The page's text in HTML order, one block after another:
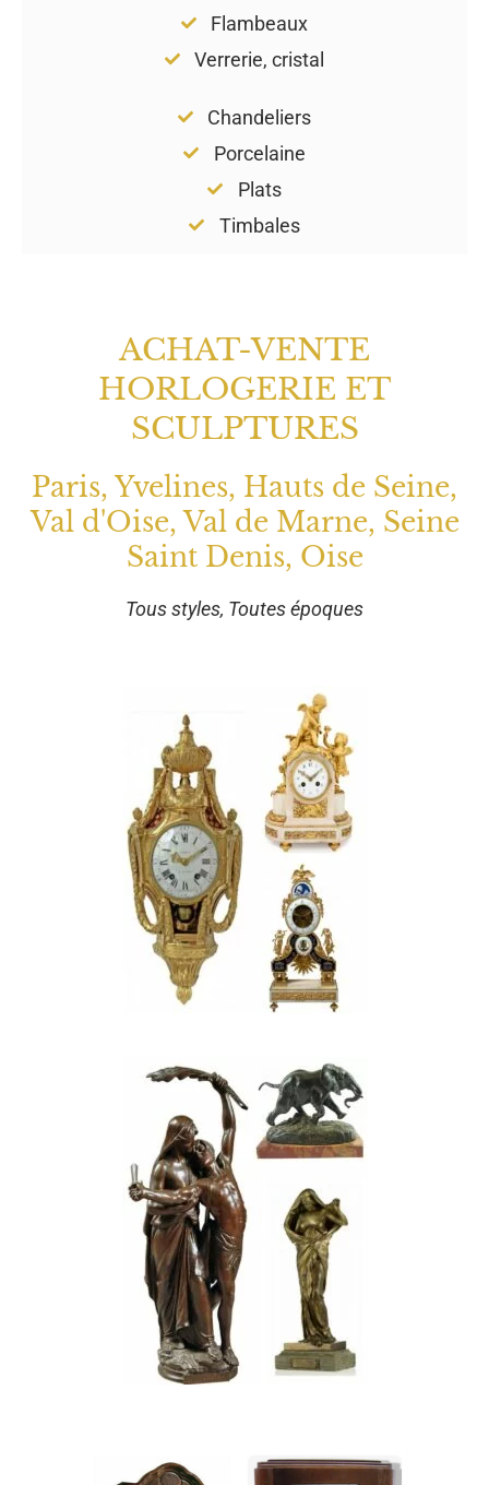
Flambeaux
Verrerie, cristal
Chandeliers
Porcelaine
Plats
Timbales
ACHAT-VENTE
HORLOGERIE ET
SCULPTURES
Paris, Yvelines, Hauts de Seine,
Val d'Oise, Val de Marne, Seine
Saint Denis, Oise
Tous styles, Toutes époques